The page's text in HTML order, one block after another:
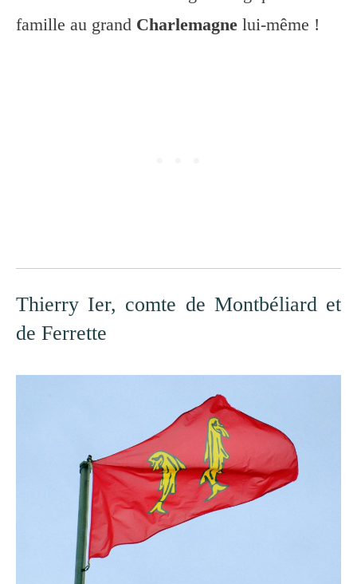
famille au grand Charlemagne lui-même !
Thierry Ier, comte de Montbéliard et
de Ferrette